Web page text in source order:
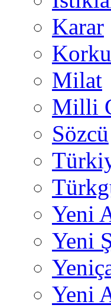
Karar
Milat
Milli
Sözcü
Yeni
Yeni
Yeni